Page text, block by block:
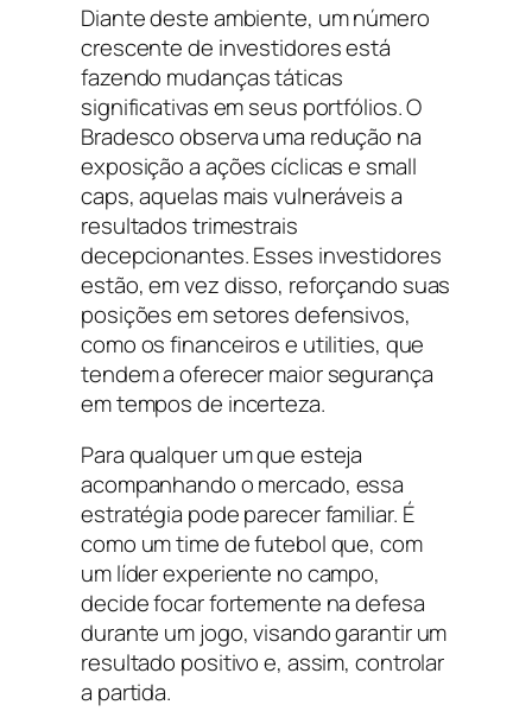
Diante deste ambiente, um número
crescente de investidores está
fazendo mudanças táticas
significativas em seus portfólios. O
Bradesco observa uma redução na
exposição a ações cíclicas e small
caps, aquelas mais vulneráveis a
resultados trimestrais
decepcionantes. Esses investidores
estão, em vez disso, reforçando suas
posições em setores defensivos,
como os financeiros e utilities, que
tendem a oferecer maior segurança
em tempos de incerteza.
Para qualquer um que esteja
acompanhando o mercado, essa
estratégia pode parecer familiar. É
como um time de futebol que, com
um líder experiente no campo,
decide focar fortemente na defesa
durante um jogo, visando garantir um
resultado positivo e, assim, controlar
a partida.